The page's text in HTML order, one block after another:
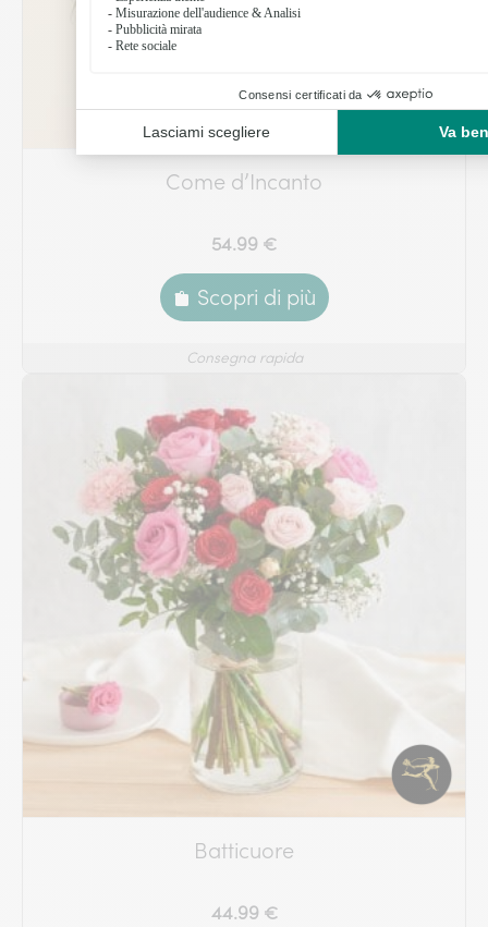
Come d’Incanto
54.99 €
Scopri di più
Consegna rapida
Batticuore
44.99 €